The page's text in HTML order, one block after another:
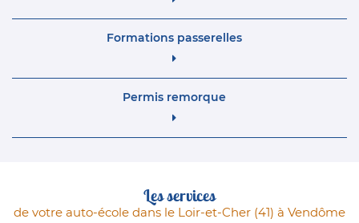
Formations passerelles
Permis remorque
Les services
de votre auto-école dans le Loir-et-Cher (41) à Vendôme